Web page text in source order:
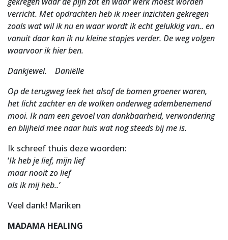
verricht. Met opdrachten heb ik meer inzichten gekregen
zoals wat wil ik nu en waar wordt ik echt gelukkig van.. en
vanuit daar kan ik nu kleine stapjes verder. De weg volgen
waarvoor ik hier ben.
Dankjewel. Daniëlle
Op de terugweg leek het alsof de bomen groener waren,
het licht zachter en de wolken onderweg adembenemend
mooi. Ik nam een gevoel van dankbaarheid, verwondering
en blijheid mee naar huis wat nog steeds bij me is.
Ik schreef thuis deze woorden:
‘Ik heb je lief, mijn lief
maar nooit zo lief
als ik mij heb..’
Veel dank! Mariken
MADAMA HEALING